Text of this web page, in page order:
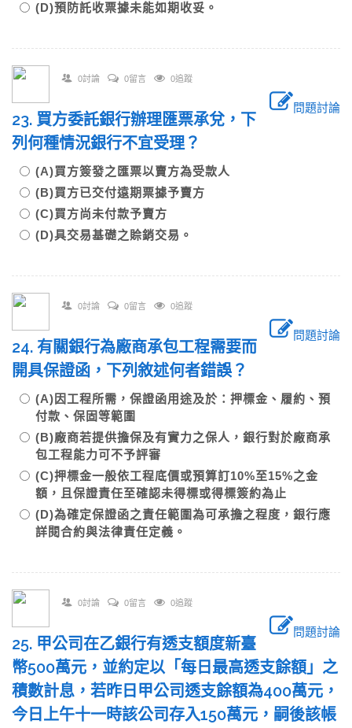
(D)預防託收票據未能如期收妥。
0討論 0留言 0追蹤
問題討論
23. 買方委託銀行辦理匯票承兌，下
列何種情況銀行不宜受理？
(A)買方簽發之匯票以賣方為受款人
(B)買方已交付遠期票據予賣方
(C)買方尚未付款予賣方
(D)具交易基礎之賒銷交易。
0討論 0留言 0追蹤
問題討論
24. 有關銀行為廠商承包工程需要而
開具保證函，下列敘述何者錯誤？
(A)因工程所需，保證函用途及於：押標金、履約、預
付款、保固等範圍
(B)廠商若提供擔保及有實力之保人，銀行對於廠商承
包工程能力可不予評審
(C)押標金一般依工程底價或預算訂10%至15%之金
額，且保證責任至確認未得標或得標簽約為止
(D)為確定保證函之責任範圍為可承擔之程度，銀行應
詳閱合約與法律責任定義。
0討論 0留言 0追蹤
問題討論
25. 甲公司在乙銀行有透支額度新臺
幣500萬元，並約定以「每日最高透支餘額」之
積數計息，若昨日甲公司透支餘額為400萬元，
今日上午十一時該公司存入150萬元，嗣後該帳